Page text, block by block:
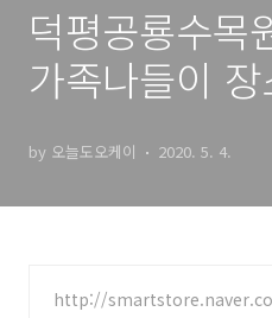
덕평공룡수목
가족나들이
by 오늘도오케이 2020. 5. 4.
http://